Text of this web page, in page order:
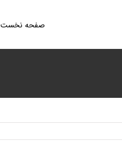
صفحه نخست